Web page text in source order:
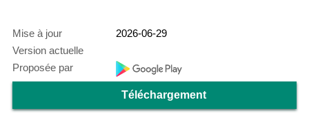
Mise à jour
2026-06-29
Version actuelle
Proposée par
Téléchargement